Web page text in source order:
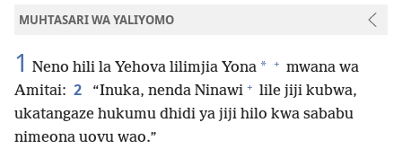
MUHTASARI WA YALIYOMO
1 Neno hili la Yehova lilimjia Yona * + mwana wa
Amitai: 2 “Inuka, nenda Ninawi + lile jiji kubwa,
ukatangaze hukumu dhidi ya jiji hilo kwa sababu
nimeona uovu wao.”